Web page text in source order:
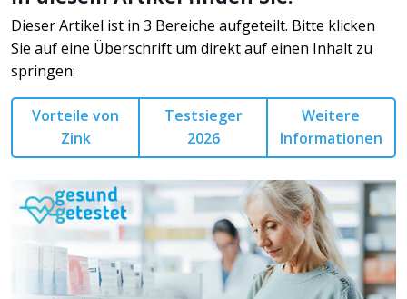
Dieser Artikel ist in 3 Bereiche aufgeteilt. Bitte klicken
Sie auf eine Überschrift um direkt auf einen Inhalt zu
springen:
Vorteile von
Zink
Testsieger
2026
Weitere
Informationen